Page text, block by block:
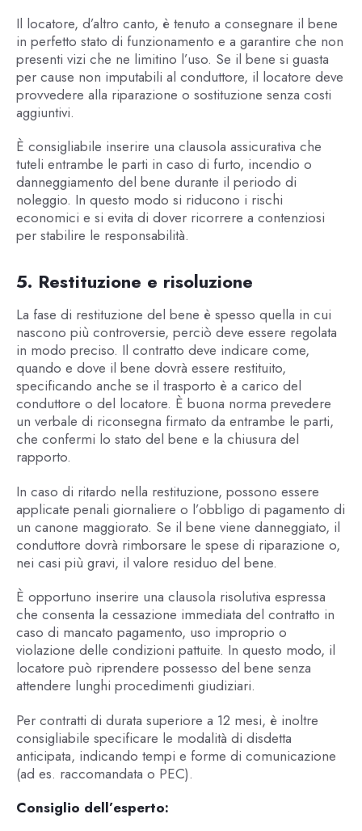
Il locatore, d’altro canto, è tenuto a consegnare il bene
in perfetto stato di funzionamento e a garantire che non
presenti vizi che ne limitino l’uso. Se il bene si guasta
per cause non imputabili al conduttore, il locatore deve
provvedere alla riparazione o sostituzione senza costi
aggiuntivi.
È consigliabile inserire una clausola assicurativa che
tuteli entrambe le parti in caso di furto, incendio o
danneggiamento del bene durante il periodo di
noleggio. In questo modo si riducono i rischi
economici e si evita di dover ricorrere a contenziosi
per stabilire le responsabilità.
5. Restituzione e risoluzione
La fase di restituzione del bene è spesso quella in cui
nascono più controversie, perciò deve essere regolata
in modo preciso. Il contratto deve indicare come,
quando e dove il bene dovrà essere restituito,
specificando anche se il trasporto è a carico del
conduttore o del locatore. È buona norma prevedere
un verbale di riconsegna firmato da entrambe le parti,
che confermi lo stato del bene e la chiusura del
rapporto.
In caso di ritardo nella restituzione, possono essere
applicate penali giornaliere o l’obbligo di pagamento di
un canone maggiorato. Se il bene viene danneggiato, il
conduttore dovrà rimborsare le spese di riparazione o,
nei casi più gravi, il valore residuo del bene.
È opportuno inserire una clausola risolutiva espressa
che consenta la cessazione immediata del contratto in
caso di mancato pagamento, uso improprio o
violazione delle condizioni pattuite. In questo modo, il
locatore può riprendere possesso del bene senza
attendere lunghi procedimenti giudiziari.
Per contratti di durata superiore a 12 mesi, è inoltre
consigliabile specificare le modalità di disdetta
anticipata, indicando tempi e forme di comunicazione
(ad es. raccomandata o PEC).
Consiglio dell’esperto: